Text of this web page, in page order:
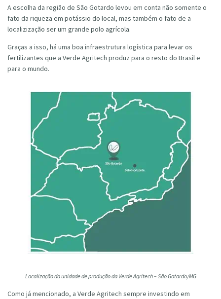
A escolha da região de São Gotardo levou em conta não somente o
fato da riqueza em potássio do local, mas também o fato de a
localizização ser um grande polo agrícola.
Graças a isso, há uma boa infraestrutura logística para levar os
fertilizantes que a Verde Agritech produz para o resto do Brasil e
para o mundo.
Localização da unidade de produção da Verde Agritech – São Gotardo/MG
Como já mencionado, a Verde Agritech sempre investindo em